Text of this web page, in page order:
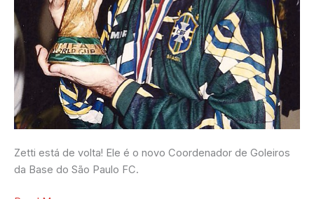
Zetti está de volta! Ele é o novo Coordenador de Goleiros
da Base do São Paulo FC.